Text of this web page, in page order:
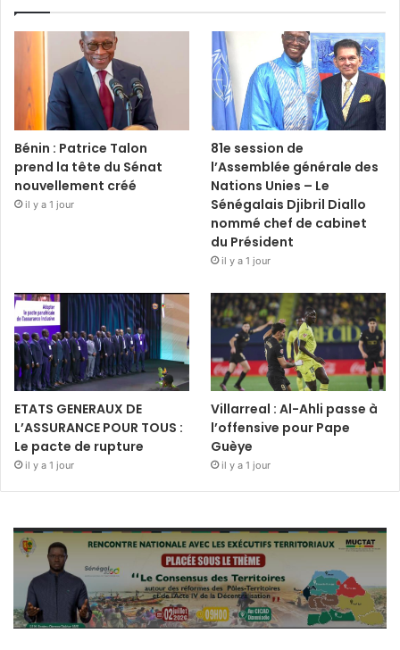
Bénin : Patrice Talon
prend la tête du Sénat
nouvellement créé
il y a 1 jour
81e session de
l’Assemblée générale des
Nations Unies – Le
Sénégalais Djibril Diallo
nommé chef de cabinet
du Président
il y a 1 jour
ETATS GENERAUX DE
L’ASSURANCE POUR TOUS :
Le pacte de rupture
il y a 1 jour
Villarreal : Al-Ahli passe à
l’offensive pour Pape
Guèye
il y a 1 jour